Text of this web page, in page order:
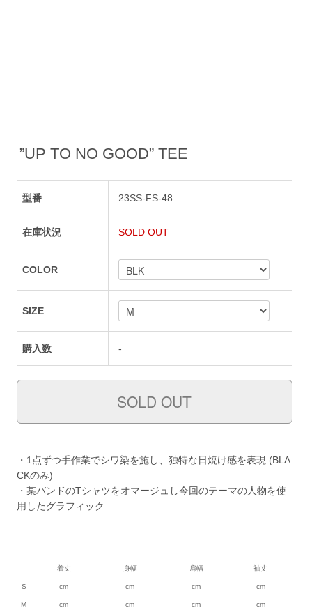
”UP TO NO GOOD” TEE
型番 23SS-FS-48
在庫状況 SOLD OUT
COLOR
SIZE
購入数 -
・1点ずつ手作業でシワ染を施し、独特な日焼け感を表現 (BLA
CKのみ)
・某バンドのTシャツをオマージュし今回のテーマの人物を使
用したグラフィック
着丈 身幅 肩幅 袖丈
S cm cm cm cm
M cm cm cm cm